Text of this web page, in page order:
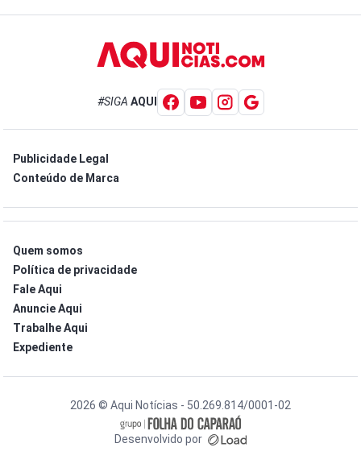
#SIGA AQUI
Publicidade Legal
Conteúdo de Marca
Quem somos
Política de privacidade
Fale Aqui
Anuncie Aqui
Trabalhe Aqui
Expediente
2026 © Aqui Notícias - 50.269.814/0001-02
Desenvolvido por